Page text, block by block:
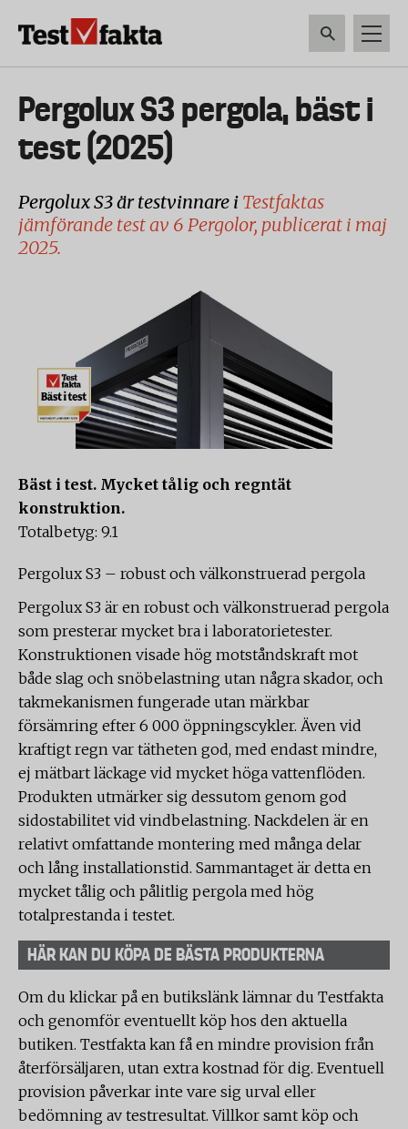
Huvudmeny
ny
Pergolux S3 pergola, bäst i
test (2025)
Pergolux S3 är testvinnare i Testfaktas
jämförande test av 6 Pergolor, publicerat i maj
2025.
Bäst i test. Mycket tålig och regntät
konstruktion.
Totalbetyg: 9.1
Pergolux S3 – robust och välkonstruerad pergola
Pergolux S3 är en robust och välkonstruerad pergola
som presterar mycket bra i laboratorietester.
Konstruktionen visade hög motståndskraft mot
både slag och snöbelastning utan några skador, och
takmekanismen fungerade utan märkbar
försämring efter 6 000 öppningscykler. Även vid
kraftigt regn var tätheten god, med endast mindre,
ej mätbart läckage vid mycket höga vattenflöden.
Produkten utmärker sig dessutom genom god
sidostabilitet vid vindbelastning. Nackdelen är en
relativt omfattande montering med många delar
och lång installationstid. Sammantaget är detta en
mycket tålig och pålitlig pergola med hög
totalprestanda i testet.
HÄR KAN DU KÖPA DE BÄSTA PRODUKTERNA
Om du klickar på en butikslänk lämnar du Testfakta
och genomför eventuellt köp hos den aktuella
butiken. Testfakta kan få en mindre provision från
återförsäljaren, utan extra kostnad för dig. Eventuell
provision påverkar inte vare sig urval eller
bedömning av testresultat. Villkor samt köp och